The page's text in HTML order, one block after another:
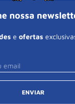
nossa
e ofertas
ENVIAR